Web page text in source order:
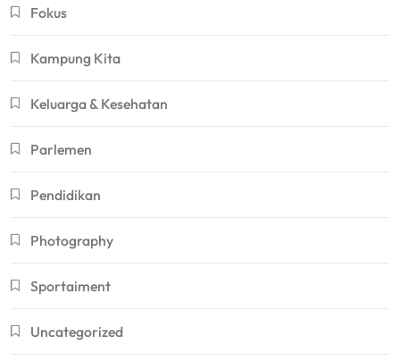
Fokus
Kampung Kita
Keluarga & Kesehatan
Parlemen
Pendidikan
Photography
Sportaiment
Uncategorized